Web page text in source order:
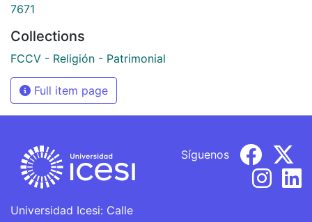
7671
Collections
FCCV - Religión - Patrimonial
Full item page
Universidad Icesi: Calle
Síguenos